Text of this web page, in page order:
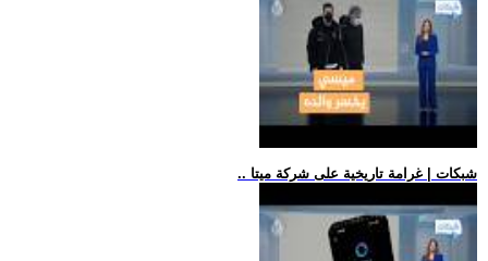
.. شبكات | غرامة تاريخية على شركة ميتا